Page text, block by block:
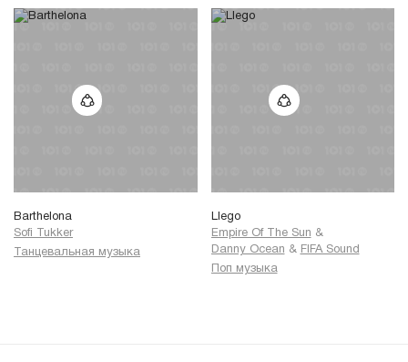
Barthelona
Sofi Tukker
Танцевальная музыка
Llego
Empire Of The Sun &
Danny Ocean & FIFA Sound
Поп музыка